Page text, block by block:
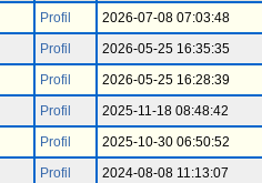
Profil
2026-07-08 07:03:48
Profil
2026-05-25 16:35:35
Profil
2026-05-25 16:28:39
Profil
2025-11-18 08:48:42
Profil
2025-10-30 06:50:52
Profil
2024-08-08 11:13:07